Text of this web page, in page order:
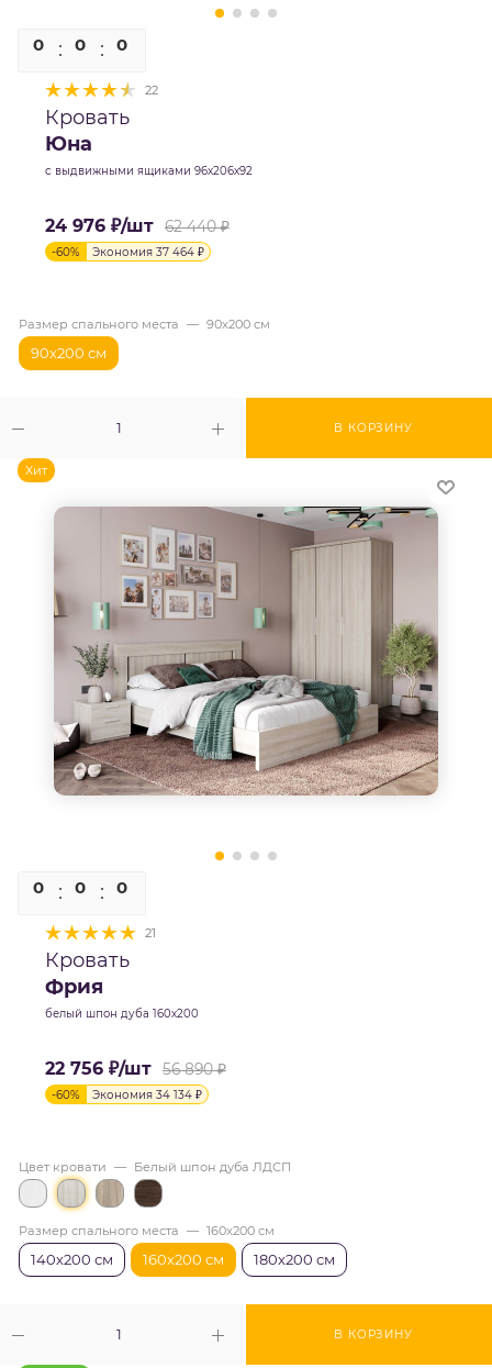
0 0 0
22
Кровать
Юна
с выдвижными ящиками 96х206х92
24 976 ₽/шт 62 440₽
-60% Экономия 37 464 ₽
В КОРЗИНУ
Размер спального места — 90х200 см
90х200 см
Хит
0 0 0
21
Кровать
Фрия
белый шпон дуба 160х200
22 756 ₽/шт 56 890₽
-60% Экономия 34 134 ₽
В КОРЗИНУ
Цвет кровати — Белый шпон дуба ЛДСП
Размер спального места — 160х200 см
140х200 см 160х200 см 180х200 см